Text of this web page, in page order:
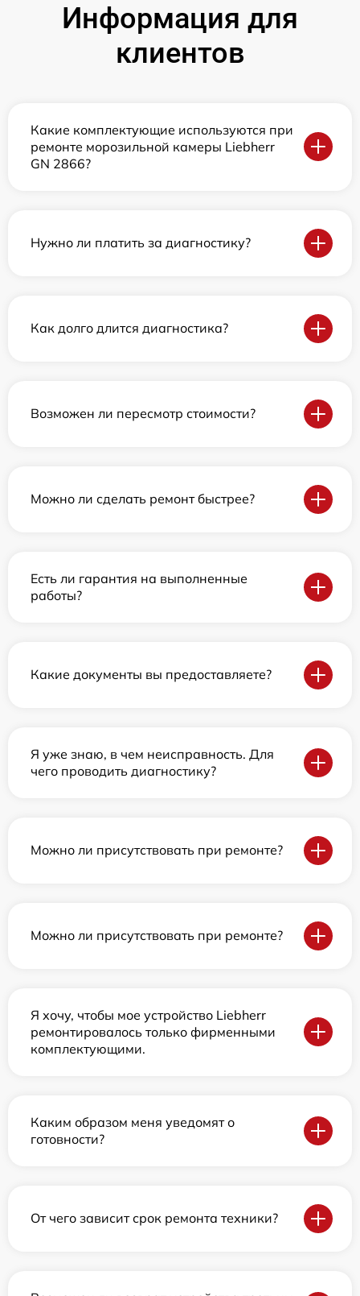
Информация для
клиентов
Какие комплектующие используются при
ремонте морозильной камеры Liebherr
GN 2866?
Нужно ли платить за диагностику?
Как долго длится диагностика?
Возможен ли пересмотр стоимости?
Можно ли сделать ремонт быстрее?
Есть ли гарантия на выполненные
работы?
Какие документы вы предоставляете?
Я уже знаю, в чем неисправность. Для
чего проводить диагностику?
Можно ли присутствовать при ремонте?
Можно ли присутствовать при ремонте?
Я хочу, чтобы мое устройство Liebherr
ремонтировалось только фирменными
комплектующими.
Каким образом меня уведомят о
готовности?
От чего зависит срок ремонта техники?